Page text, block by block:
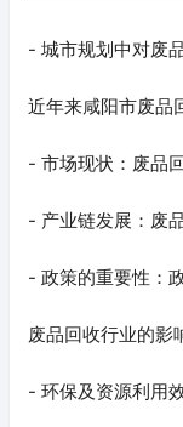
- 城市规划中对废
近年来咸阳市废品
- 市场现状：废品
- 产业链发展：废
- 政策的重要性：
废品回收行业的影
- 环保及资源利用